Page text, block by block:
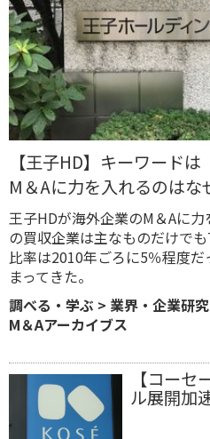
【王子HD】キーワード
M＆Aに力を入れるのは
王子HDが海外企業のM＆Aに
の買収企業は主なものだけで
比率は2010年ごろに5％程度
まってきた。
調べる・学ぶ > 業界・企業研究
M＆Aアーカイブス
【コー
ル展開加